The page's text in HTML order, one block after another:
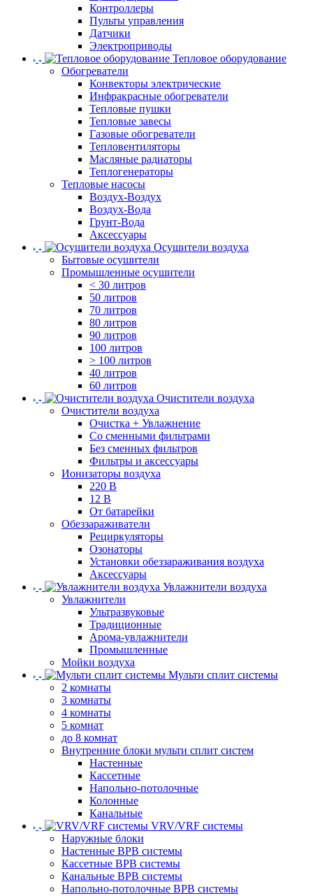
Контроллеры
Пульты управления
Датчики
Электроприводы
Тепловое оборудование
Обогреватели
Конвекторы электрические
Инфракрасные обогреватели
Тепловые пушки
Тепловые завесы
Газовые обогреватели
Тепловентиляторы
Масляные радиаторы
Теплогенераторы
Тепловые насосы
Воздух-Воздух
Воздух-Вода
Грунт-Вода
Аксессуары
Осушители воздуха
Бытовые осушители
Промышленные осушители
< 30 литров
50 литров
70 литров
80 литров
90 литров
100 литров
> 100 литров
40 литров
60 литров
Очистители воздуха
Очистители воздуха
Очистка + Увлажнение
Cо сменными фильтрами
Без сменных фильтров
Фильтры и аксессуары
Ионизаторы воздуха
220 В
12 В
От батарейки
Обеззараживатели
Рециркуляторы
Озонаторы
Установки обеззараживания воздуха
Аксессуары
Увлажнители воздуха
Увлажнители
Ультразвуковые
Традиционные
Арома-увлажнители
Промышленные
Мойки воздуха
Мульти сплит системы
2 комнаты
3 комнаты
4 комнаты
5 комнат
до 8 комнат
Внутренние блоки мульти сплит систем
Настенные
Кассетные
Напольно-потолочные
Колонные
Канальные
VRV/VRF системы
Наружные блоки
Настенные ВРВ системы
Кассетные ВРВ системы
Канальные ВРВ системы
Напольно-потолочные ВРВ системы